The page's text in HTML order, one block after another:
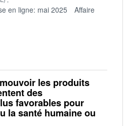
en ligne: mai 2025
Affaire
les produits
des
favorables pour
la santé humaine ou